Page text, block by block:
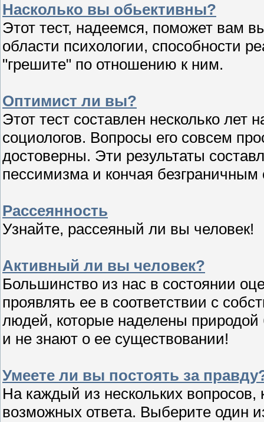
Насколько вы обьективны?
Этот тест, надеемся, поможет вам
области психологии, способности
"грешите" по отношению к ним.
Оптимист ли вы?
Этот тест составлен несколько лет
социологов. Вопросы его совсем
достоверны. Эти результаты
пессимизма и кончая
Рассеянность
Узнайте, рассеяный ли вы человек!
Активный ли вы человек?
Большинство из нас в состоянии
проявлять ее в соответствии с
людей, которые наделены
и не знают о ее существовании!
Умеете ли вы постоять за
На каждый из нескольких
возможных ответа. Выберите один